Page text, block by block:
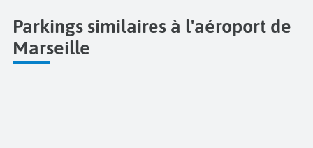
Parkings similaires à l'aéroport de
Marseille